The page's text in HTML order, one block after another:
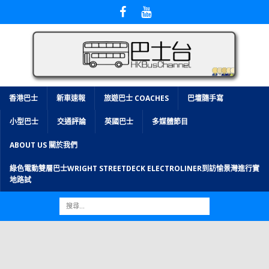
香港巴士 新車速報 旅遊巴士 COACHES 巴壇隨手寫
小型巴士 交通評論 英國巴士 多媒體節目
ABOUT US 關於我們
綠色電動雙層巴士WRIGHT STREETDECK ELECTROLINER到訪愉景灣進行實
地路試